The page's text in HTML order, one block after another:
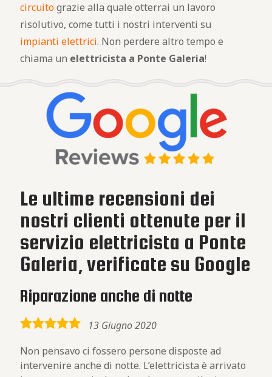
circuitograzie alla quale otterrai un lavoro
risolutivo, come tutti i nostri interventi su
impianti elettrici. Non perdere altro tempo e
chiama un elettricista a Ponte Galeria!
Le ultime recensioni dei
nostri clienti ottenute per il
servizio elettricista a Ponte
Galeria, verificate su Google
Riparazione anche di notte
5,0
13 Giugno 2020
Non pensavo ci fossero persone disposte ad
intervenire anche di notte. L’elettricista è arrivato